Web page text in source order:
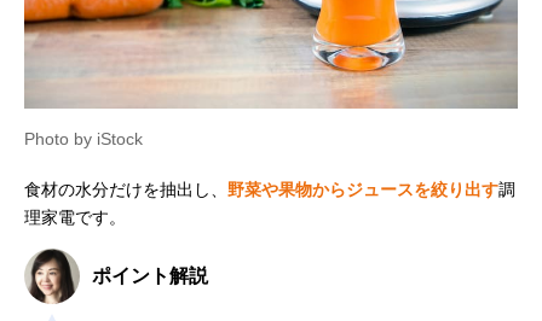
Photo by iStock
食材の水分だけを抽出し、 野菜や果物からジュースを絞り出す調
理家電です。
ポイント解説